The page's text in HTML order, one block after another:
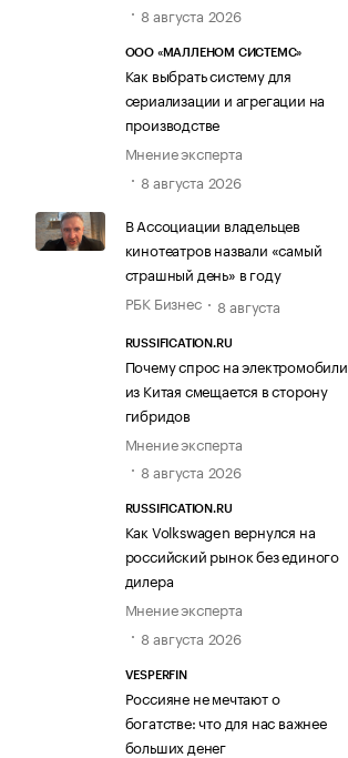
8 августа 2026
ООО «МАЛЛЕНОМ СИСТЕМС»
Как выбрать систему для
сериализации и агрегации на
производстве
Мнение эксперта
8 августа 2026
В Ассоциации владельцев
кинотеатров назвали «самый
страшный день» в году
РБК Бизнес
8 августа
RUSSIFICATION.RU
Почему спрос на электромобили
из Китая смещается в сторону
гибридов
Мнение эксперта
8 августа 2026
RUSSIFICATION.RU
Как Volkswagen вернулся на
российский рынок без единого
дилера
Мнение эксперта
8 августа 2026
VESPERFIN
Россияне не мечтают о
богатстве: что для нас важнее
больших денег